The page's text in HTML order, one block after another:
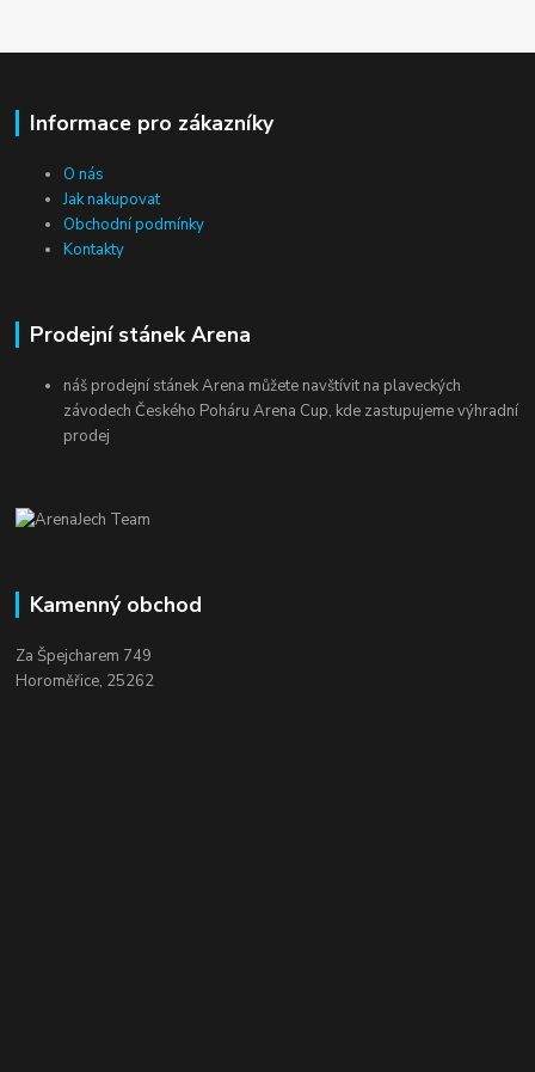
Informace pro zákazníky
O nás
Jak nakupovat
Obchodní podmínky
Kontakty
Prodejní stánek Arena
náš prodejní stánek Arena můžete navštívit na plaveckých
závodech Českého Poháru Arena Cup, kde zastupujeme výhradní
prodej
Kamenný obchod
Za Špejcharem 749
Horoměřice, 25262